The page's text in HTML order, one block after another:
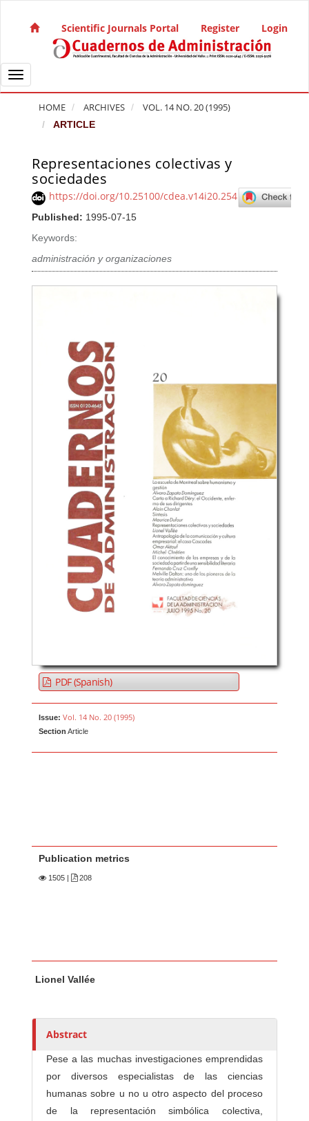
Main Navigation
Main Content
Sidebar
Scientific Journals Portal Register Login
Toggle navigation
HOME ARCHIVES VOL. 14 NO. 20 (1995)
ARTICLE
Representaciones colectivas y
sociedades
https://doi.org/10.25100/cdea.v14i20.254
Published: 1995-07-15
Keywords:
administración y organizaciones
Article Sidebar
PDF (Spanish)
Issue: Vol. 14 No. 20 (1995)
Section Article
Publication metrics
1505 | 208
u
h
r
Lionel Vallée
Abstract
Pese a las muchas investigaciones emprendidas
por diversos especialistas de las ciencias
humanas sobre u no u otro aspecto del proceso
de la representación simbólica colectiva,